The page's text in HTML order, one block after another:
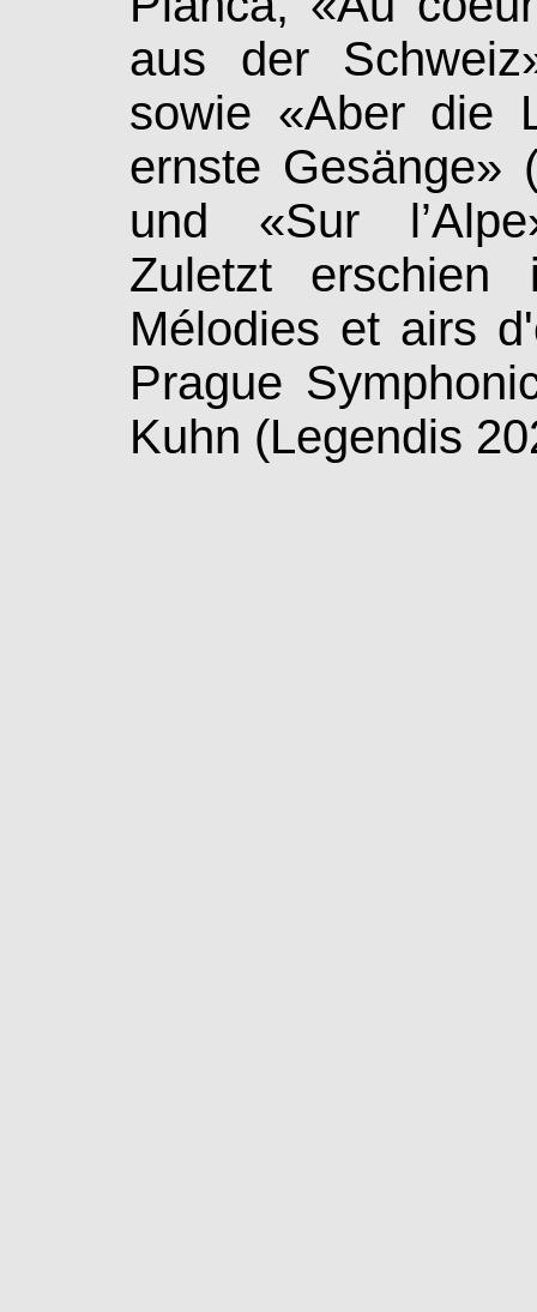
aus der
sowie «Aber die
ernste Ge­sän­ge»
und «Sur
Zuletzt
Mélodies et airs
Prague
Kuhn (Legendis